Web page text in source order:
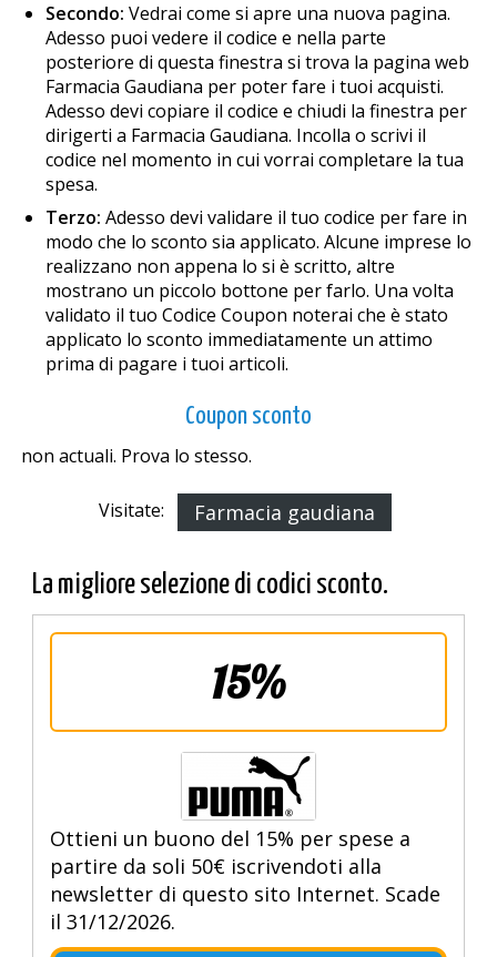
Secondo: Vedrai come si apre una nuova pagina.
Adesso puoi vedere il codice e nella parte
posteriore di questa finestra si trova la pagina web
Farmacia Gaudiana per poter fare i tuoi acquisti.
Adesso devi copiare il codice e chiudi la finestra per
dirigerti a Farmacia Gaudiana. Incolla o scrivi il
codice nel momento in cui vorrai completare la tua
spesa.
Terzo: Adesso devi validare il tuo codice per fare in
modo che lo sconto sia applicato. Alcune imprese lo
realizzano non appena lo si è scritto, altre
mostrano un piccolo bottone per farlo. Una volta
validato il tuo Codice Coupon noterai che è stato
applicato lo sconto immediatamente un attimo
prima di pagare i tuoi articoli.
Coupon sconto
non actuali. Prova lo stesso.
Visitate: Farmacia gaudiana
La migliore selezione di codici sconto.
15%
Ottieni un buono del 15% per spese a
partire da soli 50€ iscrivendoti alla
newsletter di questo sito Internet. Scade
il 31/12/2026.